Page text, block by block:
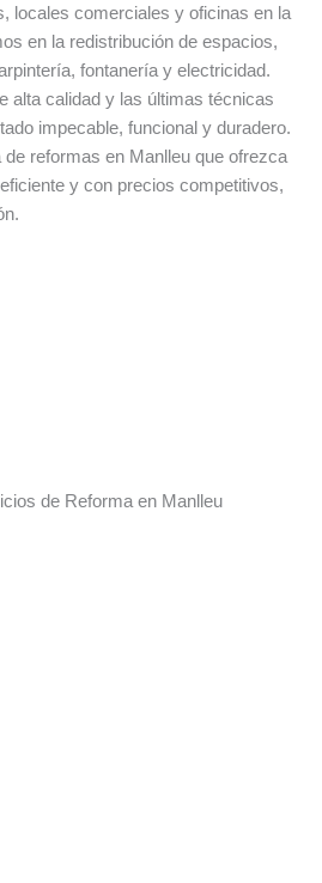
locales comerciales y oficinas en la
en la redistribución de espacios,
fontanería y electricidad.
alta calidad y las últimas técnicas
impecable, funcional y duradero.
reformas en Manlleu que ofrezca
y con precios competitivos,
de Reforma en Manlleu